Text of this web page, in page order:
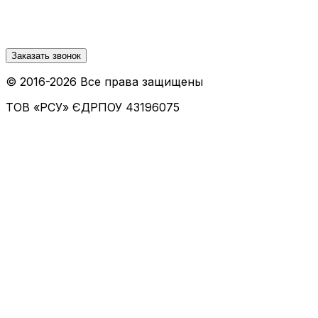
Заказать звонок
© 2016-2026 Все права защищены
ТОВ «РСУ» ЄДРПОУ 43196075